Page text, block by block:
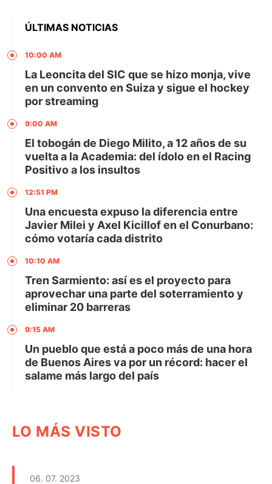
ÚLTIMAS NOTICIAS
10:00 AM
La Leoncita del SIC que se hizo monja, vive
en un convento en Suiza y sigue el hockey
por streaming
9:00 AM
El tobogán de Diego Milito, a 12 años de su
vuelta a la Academia: del ídolo en el Racing
Positivo a los insultos
12:51 PM
Una encuesta expuso la diferencia entre
Javier Milei y Axel Kicillof en el Conurbano:
cómo votaría cada distrito
10:10 AM
Tren Sarmiento: así es el proyecto para
aprovechar una parte del soterramiento y
eliminar 20 barreras
9:15 AM
Un pueblo que está a poco más de una hora
de Buenos Aires va por un récord: hacer el
salame más largo del país
LO MÁS VISTO
06. 07. 2023